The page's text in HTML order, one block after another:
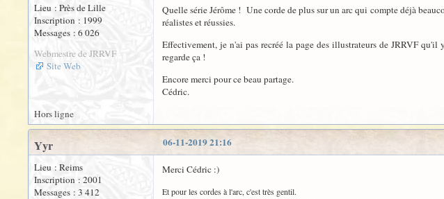
Lieu : Près de Lille
Inscription : 1999
Messages : 6 026
Webmestre de JRRVF
Site Web
Quelle série Jérôme ! Une corde de plus sur un arc qui compte déjà
réalistes et réussies.
Effectivement, je n'ai pas recréé la page des illustrateurs de JRRVF
regarde ça !
Encore merci pour ce beau partage.
Cédric.
Hors ligne
06-11-2019 21:16
Yyr
Lieu : Reims
Inscription : 2001
Messages : 3 412
Merci Cédric :)
Et pour les cordes à l'arc, c'est très gentil.